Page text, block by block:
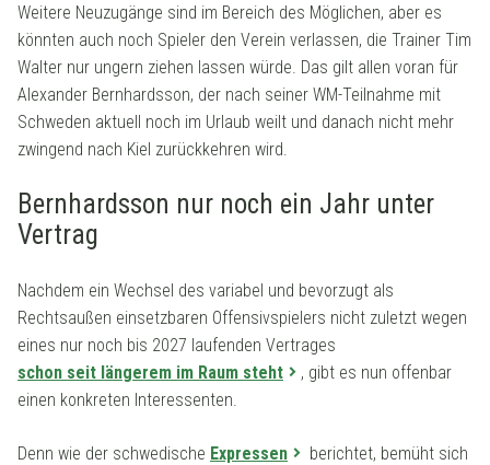
Weitere Neuzugänge sind im Bereich des Möglichen, aber es
könnten auch noch Spieler den Verein verlassen, die Trainer Tim
Walter nur ungern ziehen lassen würde. Das gilt allen voran für
Alexander Bernhardsson, der nach seiner WM-Teilnahme mit
Schweden aktuell noch im Urlaub weilt und danach nicht mehr
zwingend nach Kiel zurückkehren wird.
Bernhardsson nur noch ein Jahr unter
Vertrag
Nachdem ein Wechsel des variabel und bevorzugt als
Rechtsaußen einsetzbaren Offensivspielers nicht zuletzt wegen
eines nur noch bis 2027 laufenden Vertrages
schon seit längerem im Raum steht
, gibt es nun offenbar
einen konkreten Interessenten.
Denn wie der schwedische Expressen
berichtet, bemüht sich